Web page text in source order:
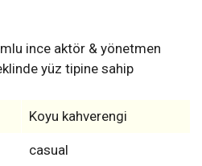
ince aktör & yönetmen
yüz tipine sahip
Koyu kahverengi
casual